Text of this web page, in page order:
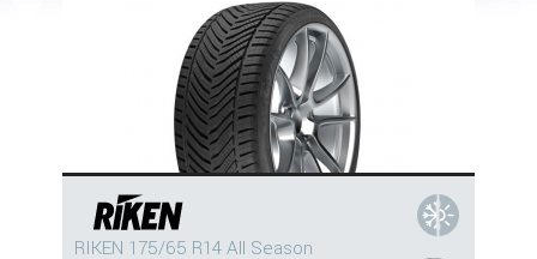
RIKEN 175/65 R14 All Season